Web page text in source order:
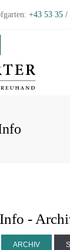
+43 53 35 /
-
ARCHIV